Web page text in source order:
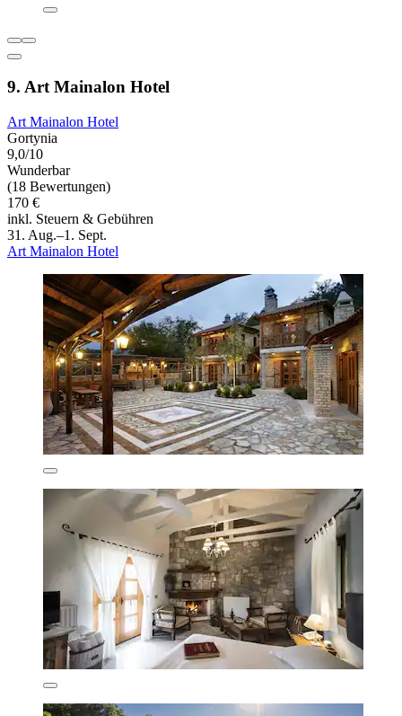
9. Art Mainalon Hotel
Art Mainalon Hotel
Gortynia
9,0/10
Wunderbar
(18 Bewertungen)
170 €
inkl. Steuern & Gebühren
31. Aug.–1. Sept.
Art Mainalon Hotel